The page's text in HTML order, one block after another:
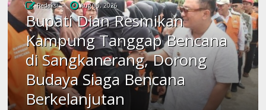
Redaksi Aug 06, 2026
Bupati Dian Resmikan
Kampung Tanggap Bencana
di Sangkanerang, Dorong
Budaya Siaga Bencana
Berkelanjutan